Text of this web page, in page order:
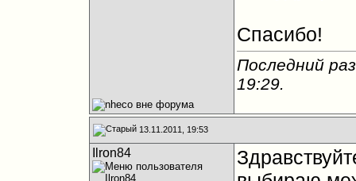
Спасибо!
Последний
19:29.
13.11.2011, 19:53
Ilron84